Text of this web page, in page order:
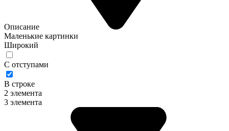
Описание
Маленькие картинки
Широкий
С отступами
В строке
2 элемента
3 элемента